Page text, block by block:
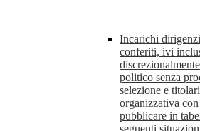
Incarichi
conferiti, ivi
politico senza
selezione e
organizzativa
pubblicare in